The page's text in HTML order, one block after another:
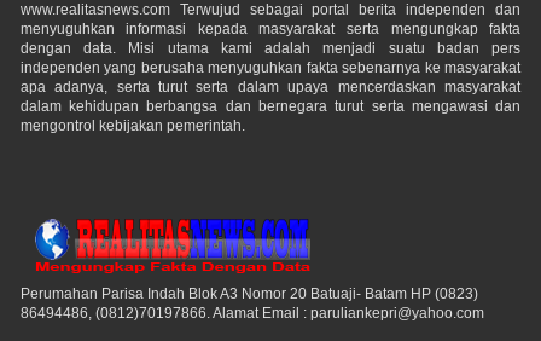
www.realitasnews.com Terwujud sebagai portal berita independen dan
menyuguhkan informasi kepada masyarakat serta mengungkap fakta
dengan data. Misi utama kami adalah menjadi suatu badan pers
independen yang berusaha menyuguhkan fakta sebenarnya ke masyarakat
apa adanya, serta turut serta dalam upaya mencerdaskan masyarakat
dalam kehidupan berbangsa dan bernegara turut serta mengawasi dan
mengontrol kebijakan pemerintah.
Perumahan Parisa Indah Blok A3 Nomor 20 Batuaji- Batam HP (0823)
86494486, (0812)70197866. Alamat Email : paruliankepri@yahoo.com